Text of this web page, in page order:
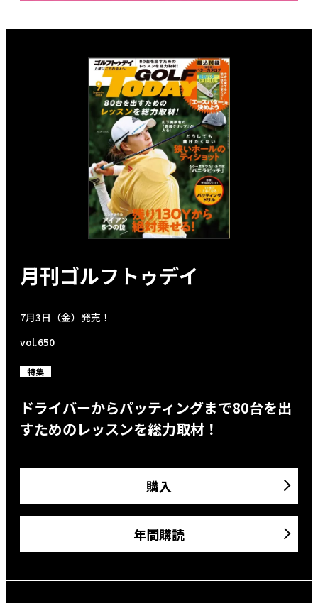
月刊ゴルフトゥデイ
7月3日（金）発売！
vol.650
特集
ドライバーからパッティングまで80台を出
すためのレッスンを総力取材！
購入
年間購読